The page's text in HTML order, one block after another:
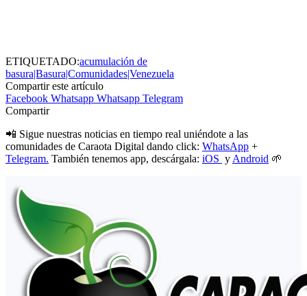
ETIQUETADO:acumulación de
basura|Basura|Comunidades|Venezuela
Compartir este artículo
Facebook Whatsapp Whatsapp Telegram
Compartir
📲 Sigue nuestras noticias en tiempo real uniéndote a las
comunidades de Caraota Digital dando click: WhatsApp +
Telegram. También tenemos app, descárgala: iOS y Android 🌱